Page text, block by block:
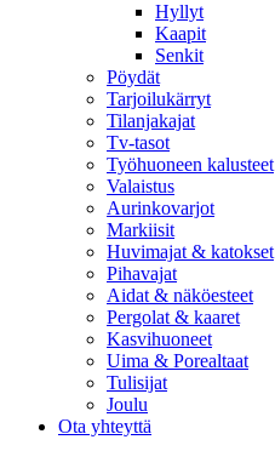
Hyllyt
Kaapit
Senkit
Pöydät
Tarjoilukärryt
Tilanjakajat
Tv-tasot
Työhuoneen kalusteet
Valaistus
Aurinkovarjot
Markiisit
Huvimajat & katokset
Pihavajat
Aidat & näköesteet
Pergolat & kaaret
Kasvihuoneet
Uima & Porealtaat
Tulisijat
Joulu
Ota yhteyttä